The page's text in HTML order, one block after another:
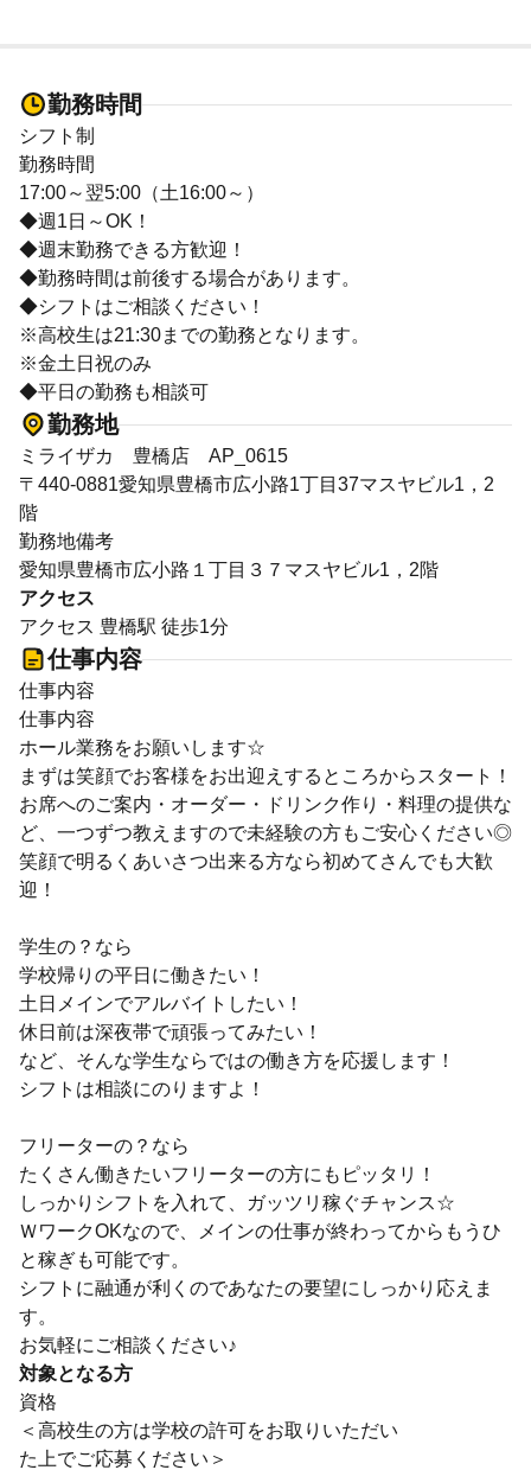
勤務時間
シフト制
勤務時間
17:00～翌5:00（土16:00～）
◆週1日～OK！
◆週末勤務できる方歓迎！
◆勤務時間は前後する場合があります。
◆シフトはご相談ください！
※高校生は21:30までの勤務となります。
※金土日祝のみ
◆平日の勤務も相談可
勤務地
ミライザカ 豊橋店 AP_0615
〒440-0881愛知県豊橋市広小路1丁目37マスヤビル1，2
階
勤務地備考
愛知県豊橋市広小路１丁目３７マスヤビル1，2階
アクセス
アクセス 豊橋駅 徒歩1分
仕事内容
仕事内容
仕事内容
ホール業務をお願いします☆
まずは笑顔でお客様をお出迎えするところからスタート！
お席へのご案内・オーダー・ドリンク作り・料理の提供な
ど、一つずつ教えますので未経験の方もご安心ください◎
笑顔で明るくあいさつ出来る方なら初めてさんでも大歓
迎！
学生の？なら
学校帰りの平日に働きたい！
土日メインでアルバイトしたい！
休日前は深夜帯で頑張ってみたい！
など、そんな学生ならではの働き方を応援します！
シフトは相談にのりますよ！
フリーターの？なら
たくさん働きたいフリーターの方にもピッタリ！
しっかりシフトを入れて、ガッツリ稼ぐチャンス☆
ＷワークOKなので、メインの仕事が終わってからもうひ
と稼ぎも可能です。
シフトに融通が利くのであなたの要望にしっかり応えま
す。
お気軽にご相談ください♪
対象となる方
資格
＜高校生の方は学校の許可をお取りいただい
た上でご応募ください＞